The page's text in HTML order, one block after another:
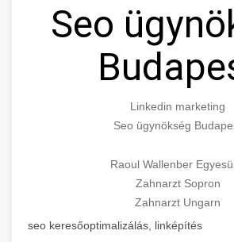
Seo
Linkedin marketing
Seo ügynökség
Raoul Wallenber
Zahnarzt Sopron
Zahnarzt Ungarn
seo keresőoptimalizálás, linképítés